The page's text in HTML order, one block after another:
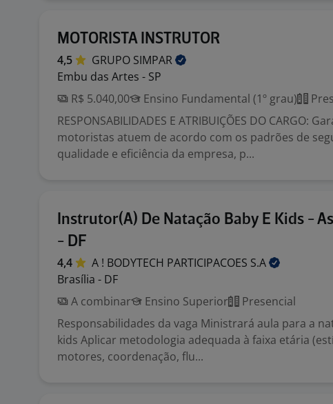
MOTORISTA INSTRUTOR
4,5 GRUPO SIMPAR
Embu das Artes - SP
R$ 5.040,00
Ensino Fundamental (1º grau)
RESPONSABILIDADES E ATRIBUIÇÕES DO CARGO:
motoristas atuem de acordo com os padrões de
qualidade e eficiência da empresa, p...
Instrutor(A) De Natação Baby E Kids -
- DF
4,4 A ! BODYTECH PARTICIPACOES S.A
Brasília - DF
A combinar
Ensino Superior
Presencial
Responsabilidades da vaga Ministrará aula para a
kids Aplicar metodologia adequada à faixa etária
motores, coordenação, flu...